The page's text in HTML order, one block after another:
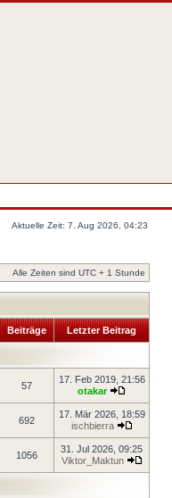
Aktuelle Zeit: 7. Aug 2026, 04:23
Alle Zeiten sind UTC + 1 Stunde
Beiträge Letzter Beitrag
57
17. Feb 2019, 21:56
otakar
692
17. Mär 2026, 18:59
ischbierra
1056
31. Jul 2026, 09:25
Viktor_Maktun